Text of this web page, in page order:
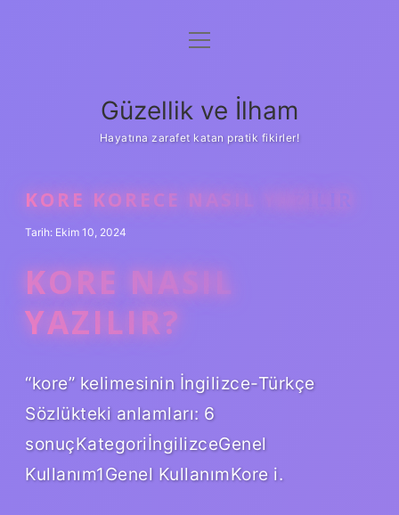
Anasayfa
Yasal Uyarı
menüyü
Güzellik ve İlham
Hayatına zarafet katan pratik fikirler!
KORE KORECE NASIL YAZILIR
Tarih: Ekim 10, 2024
KORE NASIL
YAZILIR?
“kore” kelimesinin İngilizce-Türkçe
Sözlükteki anlamları: 6
sonuçKategoriİngilizceGenel
Kullanım1Genel KullanımKore i.